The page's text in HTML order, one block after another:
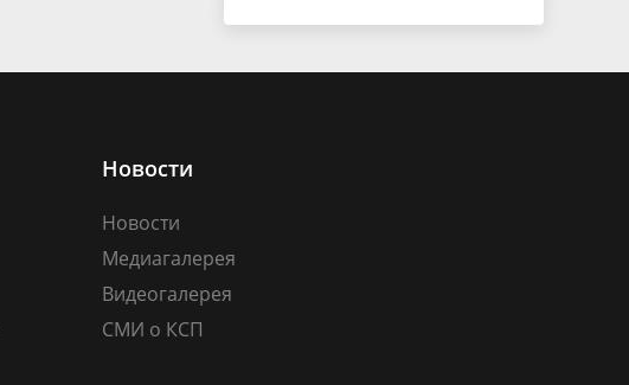
Новости
Новости
Медиагалерея
Видеогалерея
СМИ о КСП